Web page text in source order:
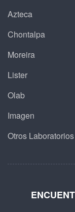
Azteca
Chontalpa
Moreira
Lister
Olab
Imagen
Otros Laboratorios